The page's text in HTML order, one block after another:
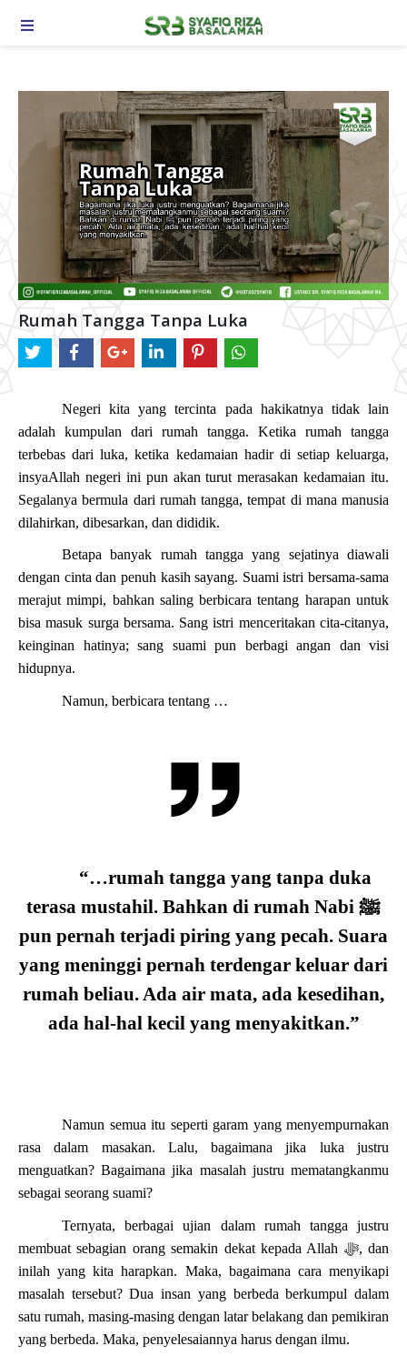
TOGGLE NAVIGATION
Rumah Tangga Tanpa Luka
Negeri kita yang tercinta pada hakikatnya tidak lain
adalah kumpulan dari rumah tangga. Ketika rumah tangga
terbebas dari luka, ketika kedamaian hadir di setiap keluarga,
insyaAllah negeri ini pun akan turut merasakan kedamaian itu.
Segalanya bermula dari rumah tangga, tempat di mana manusia
dilahirkan, dibesarkan, dan dididik.
Betapa banyak rumah tangga yang sejatinya diawali
dengan cinta dan penuh kasih sayang. Suami istri bersama-sama
merajut mimpi, bahkan saling berbicara tentang harapan untuk
bisa masuk surga bersama. Sang istri menceritakan cita-citanya,
keinginan hatinya; sang suami pun berbagi angan dan visi
hidupnya.
Namun, berbicara tentang …
“…rumah tangga yang tanpa duka
terasa mustahil. Bahkan di rumah Nabi ﷺ
pun pernah terjadi piring yang pecah. Suara
yang meninggi pernah terdengar keluar dari
rumah beliau. Ada air mata, ada kesedihan,
ada hal-hal kecil yang menyakitkan.”
Namun semua itu seperti garam yang menyempurnakan
rasa dalam masakan. Lalu, bagaimana jika luka justru
menguatkan? Bagaimana jika masalah justru mematangkanmu
sebagai seorang suami?
Ternyata, berbagai ujian dalam rumah tangga justru
membuat sebagian orang semakin dekat kepada Allah ﷻ, dan
inilah yang kita harapkan. Maka, bagaimana cara menyikapi
masalah tersebut? Dua insan yang berbeda berkumpul dalam
satu rumah, masing-masing dengan latar belakang dan pemikiran
yang berbeda. Maka, penyelesaiannya harus dengan ilmu.